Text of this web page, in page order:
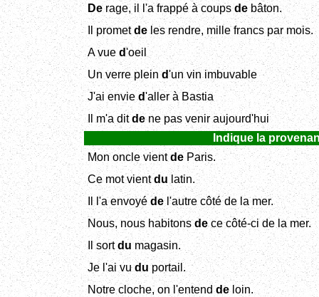
Derage, il l'a frappé à coupsdebâton.
Il prometdeles rendre, mille francs par mois.
A vued'oeil
Un verre pleind'un vin imbuvable
J'ai envied'aller à Bastia
Il m'a ditdene pas venir aujourd'hui
Indique la
Mon oncle vientdeParis.
Ce mot vientdu latin.
Il l'a envoyé del'autre côté de la mer.
Nous, nous habitonsdece côté-ci de la mer.
Il sortdumagasin.
Je l'ai vuduportail.
Notre cloche, on l'entend deloin.